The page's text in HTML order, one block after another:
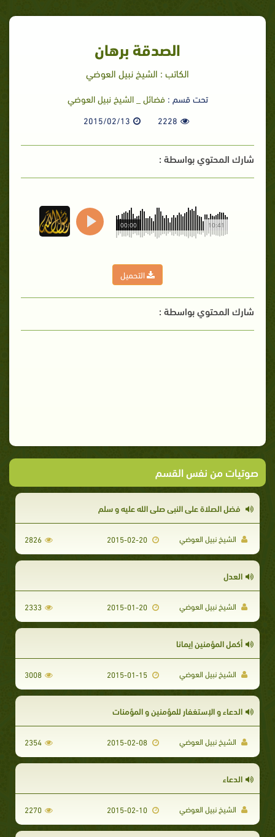
الصدقة برهان
الكاتب : الشيخ نبيل العوضي
تحت قسم : فضائل _ الشيخ نبيل العوضي
2228
2015/02/13
شارك المحتوي بواسطة :
10:41
00:00
التحميل
شارك المحتوي بواسطة :
صوتيات من نفس القسم
فضل الصلاة على النبي صلى الله عليه و سلم
الشيخ نبيل العوضي 2826
العدل
الشيخ نبيل العوضي 2333
أكمل المؤمنين إيمانا
الشيخ نبيل العوضي 3008
الدعاء و الإستغفار للمؤمنين و المؤمنات
الشيخ نبيل العوضي 2354
الدعاء
الشيخ نبيل العوضي 2270